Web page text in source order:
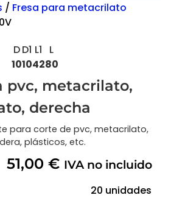
/ Fresa para metacrilato
D
10
D1
10
L1
42
L
80
pvc, metacrilato,
derecha
para corte de pvc, metacrilato,
plásticos, etc.
51,00 € IVA no incluido
20 unidades